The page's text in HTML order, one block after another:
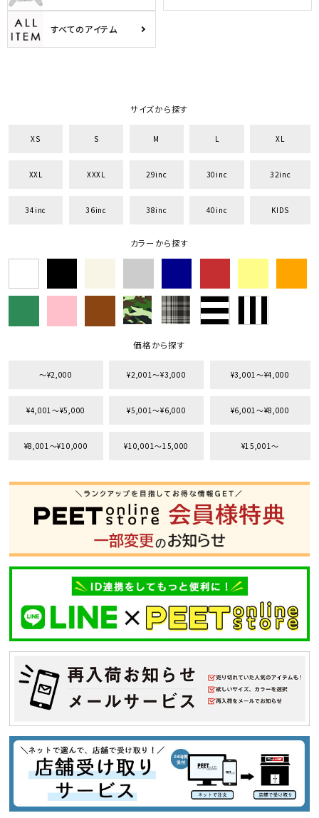
30inc
すべてのアイテム
サイズから探す
XS S M L XL
XXL XXXL 29inc 30inc 32inc
34inc 36inc 38inc 40inc KIDS
カラーから探す
価格から探す
〜¥2,000 ¥2,001〜¥3,000 ¥3,001〜¥4,000
¥4,001〜¥5,000 ¥5,001〜¥6,000 ¥6,001〜¥8,000
¥8,001〜¥10,000 ¥10,001〜15,000 ¥15,001〜